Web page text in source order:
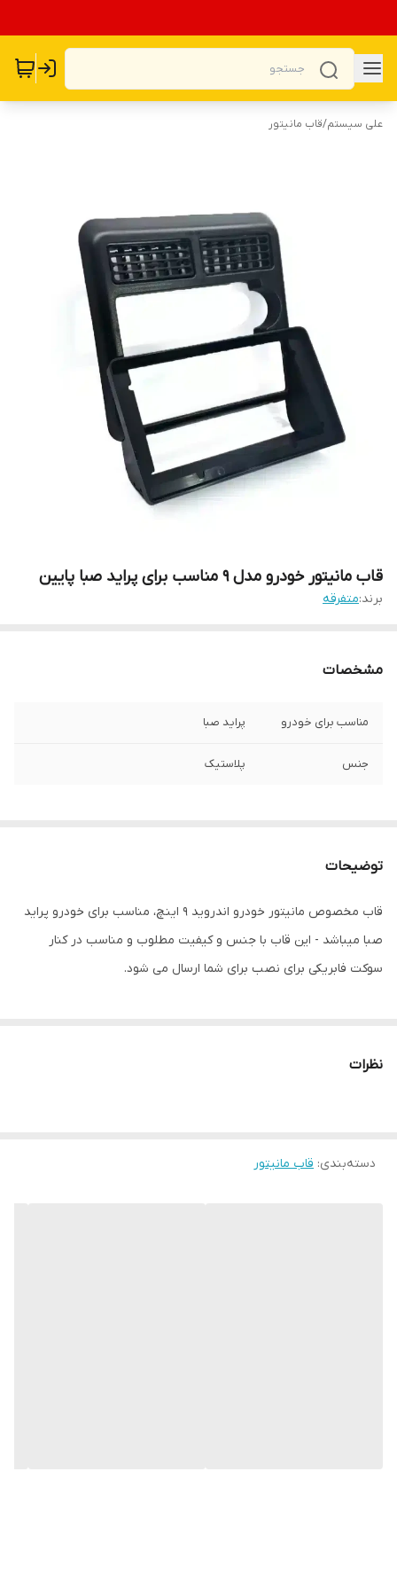
علی سیستم/قاب مانیتور
قاب مانیتور خودرو مدل 9 مناسب برای پراید صبا پایین
برند:متفرقه
مشخصات
مناسب برای خودرو پراید صبا
جنس پلاستیک
توضیحات
قاب مخصوص مانیتور خودرو اندروید 9 اینچ، مناسب برای خودرو پراید
صبا میباشد - این قاب با جنس و کیفیت مطلوب و مناسب در کنار
سوکت فابریکی برای نصب برای شما ارسال می شود.
نظرات
دسته‌بندی: قاب مانیتور